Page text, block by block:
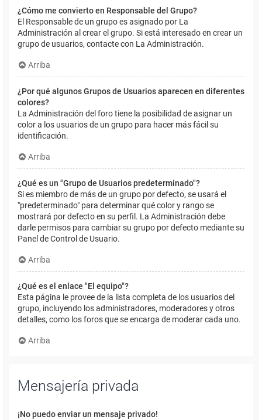
¿Cómo me convierto en Responsable del Grupo?
El Responsable de un grupo es asignado por La
Administración al crear el grupo. Si está interesado en crear un
grupo de usuarios, contacte con La Administración.
Arriba
¿Por qué algunos Grupos de Usuarios aparecen en diferentes
colores?
La Administración del foro tiene la posibilidad de asignar un
color a los usuarios de un grupo para hacer más fácil su
identificación.
Arriba
¿Qué es un "Grupo de Usuarios predeterminado"?
Si es miembro de más de un grupo por defecto, se usará el
"predeterminado" para determinar qué color y rango se
mostrará por defecto en su perfil. La Administración debe
darle permisos para cambiar su grupo por defecto mediante su
Panel de Control de Usuario.
Arriba
¿Qué es el enlace "El equipo"?
Esta página le provee de la lista completa de los usuarios del
grupo, incluyendo los administradores, moderadores y otros
detalles, como los foros que se encarga de moderar cada uno.
Arriba
Mensajería privada
¡No puedo enviar un mensaje privado!